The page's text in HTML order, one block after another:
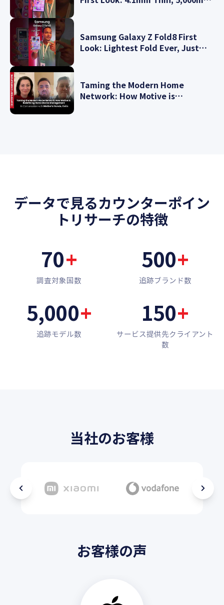
Samsung Galaxy Z Fold8 First
Look: Lightest Fold Ever, Just
Taming the Modern Home
Network: How Motive is
データで見るカウンターポイン
トリサーチの特徴
70+
調査対象国数
500+
追跡ブランド数
5,000+
追跡モデル数
150+
サービス提供先クライアント
数
当社のお客様
お客様の声